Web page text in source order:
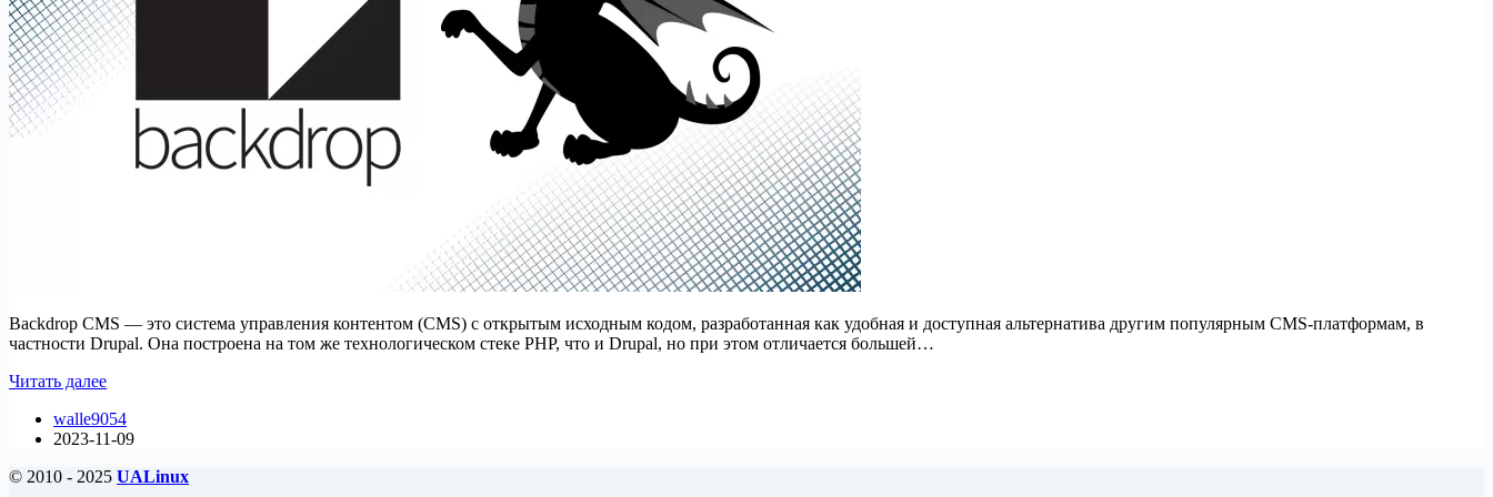
Backdrop CMS — это система управления контентом (CMS) с открытым исходным кодом, разработанная как удобная и доступная альтернатива другим популярным CMS-платформам, в
частности Drupal. Она построена на том же технологическом стеке PHP, что и Drupal, но при этом отличается большей…
Читать далееКак
Backdrop
CMS
Debian
walle9054
2023-11-09
© 2010 - 2025 UALinux